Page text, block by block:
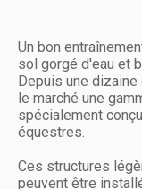
Un bon
sol gorgé d'eau et
Depuis une
le marché une
spécialement
équestres.
Ces structures
peuvent être